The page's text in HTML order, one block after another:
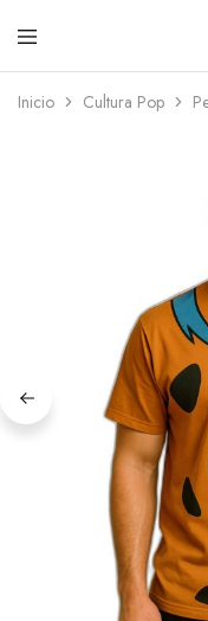
Ranwey
|
Tu
Estilo,
Inicio Cultura Pop